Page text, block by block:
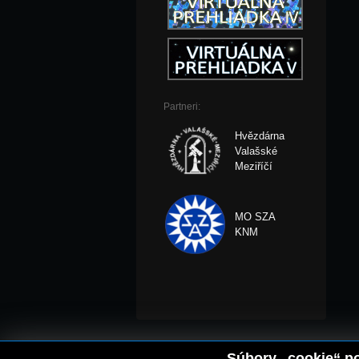
Partneri:
Hvězdárna
Valašské
Meziříčí
MO SZA
KNM